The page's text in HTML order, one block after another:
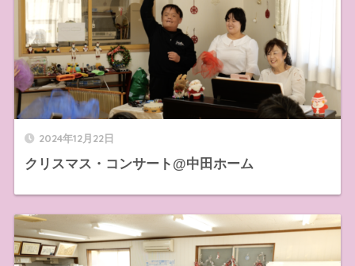
2024年12月22日
クリスマス・コンサート@中田ホーム